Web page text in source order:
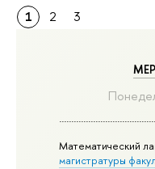
Математический
магистратуры
1 2 3